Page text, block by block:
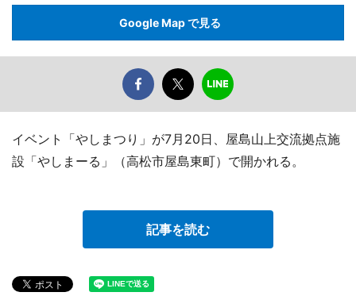
Google Map で見る
イベント「やしまつり」が7月20日、屋島山上交流拠点施
設「やしまーる」（高松市屋島東町）で開かれる。
記事を読む